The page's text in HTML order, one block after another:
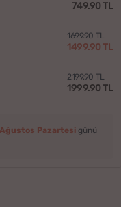
749.90 TL
1699.90 TL
1499.90 TL
2199.90 TL
1999.90 TL
Pazartesi günü